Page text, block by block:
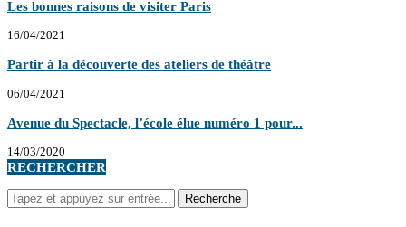
Les bonnes raisons de visiter Paris
16/04/2021
Partir à la découverte des ateliers de théâtre
06/04/2021
Avenue du Spectacle, l’école élue numéro 1 pour...
14/03/2020
RECHERCHER